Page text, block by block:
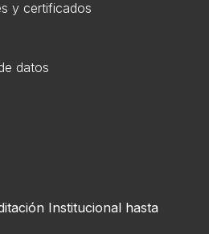
y certificados
datos
Institucional hasta